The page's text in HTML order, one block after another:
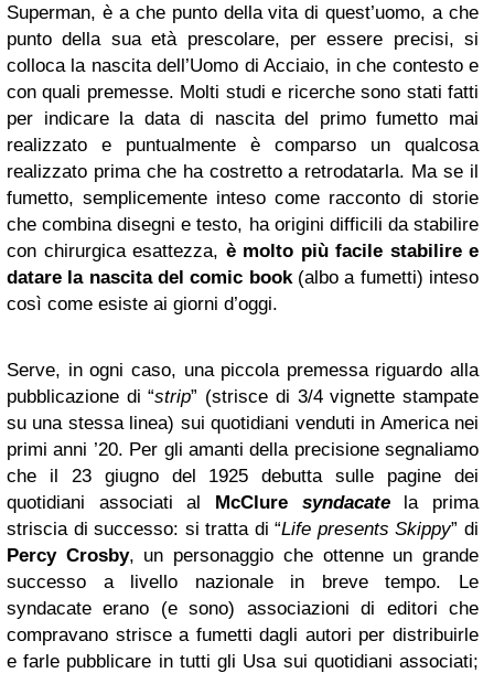
Superman, è a che punto della vita di quest’uomo, a che
punto della sua età prescolare, per essere precisi, si
colloca la nascita dell’Uomo di Acciaio, in che contesto e
con quali premesse. Molti studi e ricerche sono stati fatti
per indicare la data di nascita del primo fumetto mai
realizzato e puntualmente è comparso un qualcosa
realizzato prima che ha costretto a retrodatarla. Ma se il
fumetto, semplicemente inteso come racconto di storie
che combina disegni e testo, ha origini difficili da stabilire
con chirurgica esattezza, è molto più facile stabilire e
datare la nascita del comic book(albo a fumetti) inteso
così come esiste ai giorni d’oggi.
Serve, in ogni caso, una piccola premessa riguardo alla
pubblicazione di “strip” (strisce di 3/4 vignette stampate
su una stessa linea) sui quotidiani venduti in America nei
primi anni ’20. Per gli amanti della precisione segnaliamo
che il 23 giugno del 1925 debutta sulle pagine dei
quotidiani associati al McClure syndacatela prima
striscia di successo: si tratta di “Life presents Skippy” di
Percy Crosby, un personaggio che ottenne un grande
successo a livello nazionale in breve tempo. Le
syndacate erano (e sono) associazioni di editori che
compravano strisce a fumetti dagli autori per distribuirle
e farle pubblicare in tutti gli Usa sui quotidiani associati;